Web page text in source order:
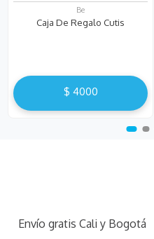
Be
Caja De Regalo Cutis
$ 4000
Envío gratis Cali y Bogotá